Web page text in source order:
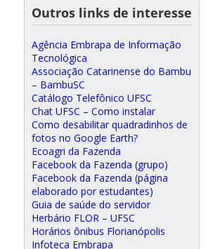
Outros links de interesse
Agência Embrapa de Informação
Tecnológica
Associação Catarinense do Bambu
– BambuSC
Catálogo Telefônico UFSC
Chat UFSC – Como instalar
Como desabilitar quadradinhos de
fotos no Google Earth?
Ecoagri da Fazenda
Facebook da Fazenda (grupo)
Facebook da Fazenda (página
elaborado por estudantes)
Guia de saúde do servidor
Herbário FLOR – UFSC
Horários ônibus Florianópolis
Infoteca Embrapa